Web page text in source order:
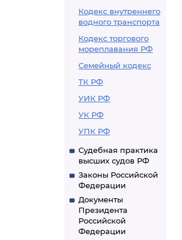
Кодекс внутреннего
водного транспорта
Кодекс торгового
мореплавания РФ
Семейный кодекс
ТК РФ
УИК РФ
УК РФ
УПК РФ
Судебная практика
высших судов РФ
Законы Российской
Федерации
Документы
Президента
Российской
Федерации